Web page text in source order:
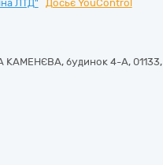
ЛТД"
Досьє YouControl
будинок 4-А, 01133,